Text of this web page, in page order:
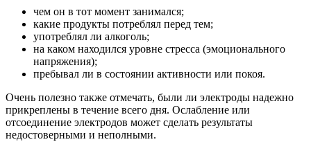
чем он в тот момент занимался;
какие продукты потреблял перед тем;
употреблял ли алкоголь;
на каком находился уровне стресса (эмоционального
напряжения);
пребывал ли в состоянии активности или покоя.
Очень полезно также отмечать, были ли электроды надежно
прикреплены в течение всего дня. Ослабление или
отсоединение электродов может сделать результаты
недостоверными и неполными.